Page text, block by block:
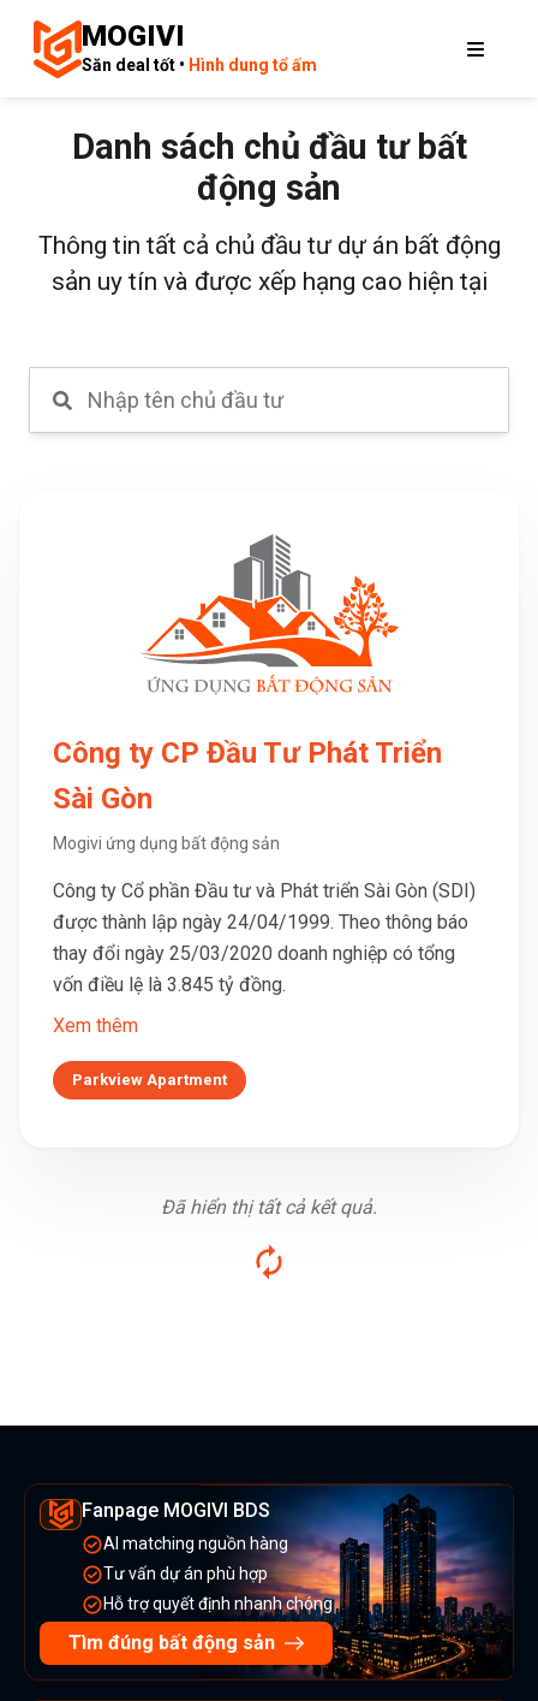
MOGIVI
Săn deal tốt • Hình dung tổ ấm
Danh sách chủ đầu tư bất
động sản
Thông tin tất cả chủ đầu tư dự án bất động
sản uy tín và được xếp hạng cao hiện tại
Công ty CP Đầu Tư Phát Triển
Sài Gòn
Mogivi ứng dụng bất động sản
Công ty Cổ phần Đầu tư và Phát triển Sài Gòn (SDI)
được thành lập ngày 24/04/1999. Theo thông báo
thay đổi ngày 25/03/2020 doanh nghiệp có tổng
vốn điều lệ là 3.845 tỷ đồng.
Xem thêm
Parkview Apartment
Đã hiển thị tất cả kết quả.
Fanpage MOGIVI BDS
AI matching nguồn hàng
Tư vấn dự án phù hợp
Hỗ trợ quyết định nhanh chóng
Tìm đúng bất động sản